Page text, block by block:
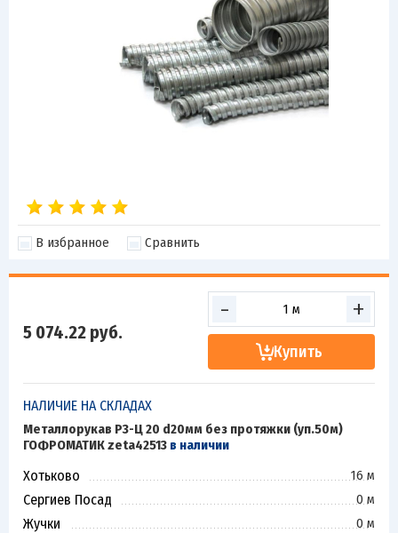
В избранное Сравнить
5 074.22 руб.
- +
Купить
НАЛИЧИЕ НА СКЛАДАХ
Металлорукав Р3-Ц 20 d20мм без протяжки (уп.50м)
ГОФРОМАТИК zeta42513 в наличии
Хотьково 16 м
Сергиев Посад 0 м
Жучки 0 м